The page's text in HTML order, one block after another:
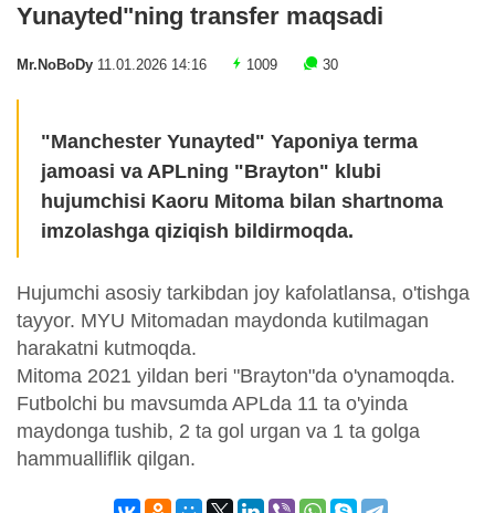
Yunayted"ning transfer maqsadi
Mr.NoBoDy 11.01.2026 14:16 1009 30
"Manchester Yunayted" Yaponiya terma
jamoasi va APLning "Brayton" klubi
hujumchisi Kaoru Mitoma bilan shartnoma
imzolashga qiziqish bildirmoqda.
Hujumchi asosiy tarkibdan joy kafolatlansa, o'tishga
tayyor. MYU Mitomadan maydonda kutilmagan
harakatni kutmoqda.
Mitoma 2021 yildan beri "Brayton"da o'ynamoqda.
Futbolchi bu mavsumda APLda 11 ta o'yinda
maydonga tushib, 2 ta gol urgan va 1 ta golga
hammualliflik qilgan.